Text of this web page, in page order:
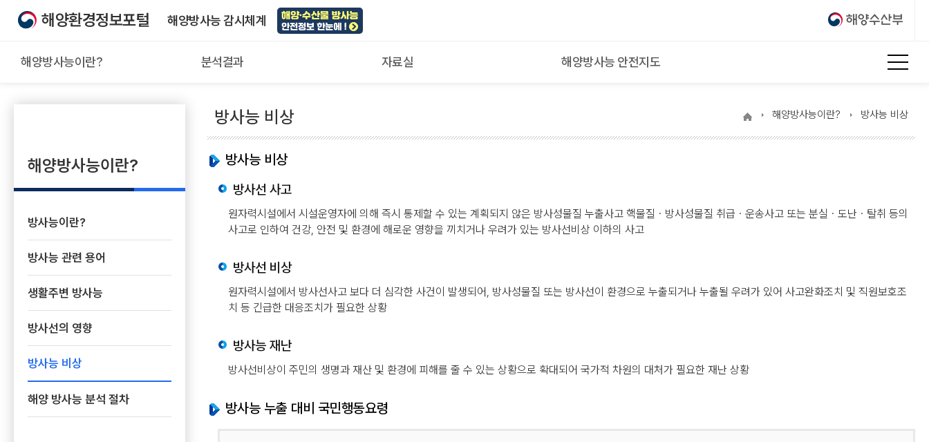
해양환경정보포털 해양방사능 감시체계
해양방사능이란? 분석결과 자료실
해양방사능 안전지도
메
뉴
해양방사능이란?
방사능이란?
방사능 관련 용어
생활주변 방사능
방사선의 영향
방사능 비상
해양 방사능 분석 절차
방사능 비상 해양방사능이란? 방사능 비상
방사능 비상
방사선 사고
원자력시설에서 시설운영자에 의해 즉시 통제할 수 있는 계획되지 않은 방사성물질 누출사고 핵물질ㆍ방사성물질 취급ㆍ운송사고 또는 분실ㆍ도난ㆍ탈취 등의
사고로 인하여 건강, 안전 및 환경에 해로운 영향을 끼치거나 우려가 있는 방사선비상 이하의 사고
방사선 비상
원자력시설에서 방사선사고 보다 더 심각한 사건이 발생되어, 방사성물질 또는 방사선이 환경으로 누출되거나 누출될 우려가 있어 사고완화조치 및 직원보호조
치 등 긴급한 대응조치가 필요한 상황
방사능 재난
방사선비상이 주민의 생명과 재산 및 환경에 피해를 줄 수 있는 상황으로 확대되어 국가적 차원의 대처가 필요한 재난 상황
방사능 누출 대비 국민행동요령
전체메뉴
해양방사능이란? 해양방사능이란?
방사능이란?
방사능 관련 용어
생활주변 방사능
해양 방사능 분석 절차
분석결과
해양방사능 측정자료의
분석결과 제공합니다.
분석결과